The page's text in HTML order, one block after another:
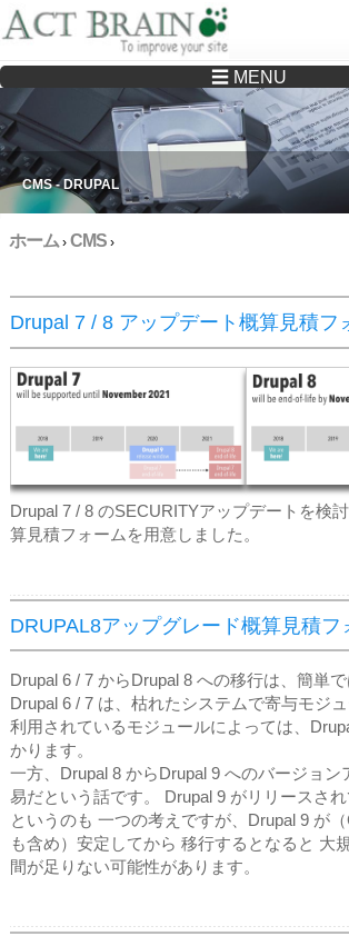
Drupalサイトの制作・保守をどこに頼んでいいか分から
ださい
☰ MENU
CMS - DRUPAL
ホーム› CMS ›
Drupal 7 / 8 アップデート概算見積フ
Drupal 7 / 8 のSECURITYアップデートを検
算見積フォームを用意しました。
DRUPAL8アップグレード概算見積フ
Drupal 6 / 7 からDrupal 8 への移行は、簡単で
Drupal 6 / 7 は、枯れたシステムで寄与モジュ
利用されているモジュールによっては、
かります。
一方、Drupal 8 からDrupal 9 へのバージョン
易だという話です。 Drupal 9 がリリースされ
というのも 一つの考えですが、Drupal 9 が
も含め）安定してから 移行するとなると 大
間が足りない可能性があります。